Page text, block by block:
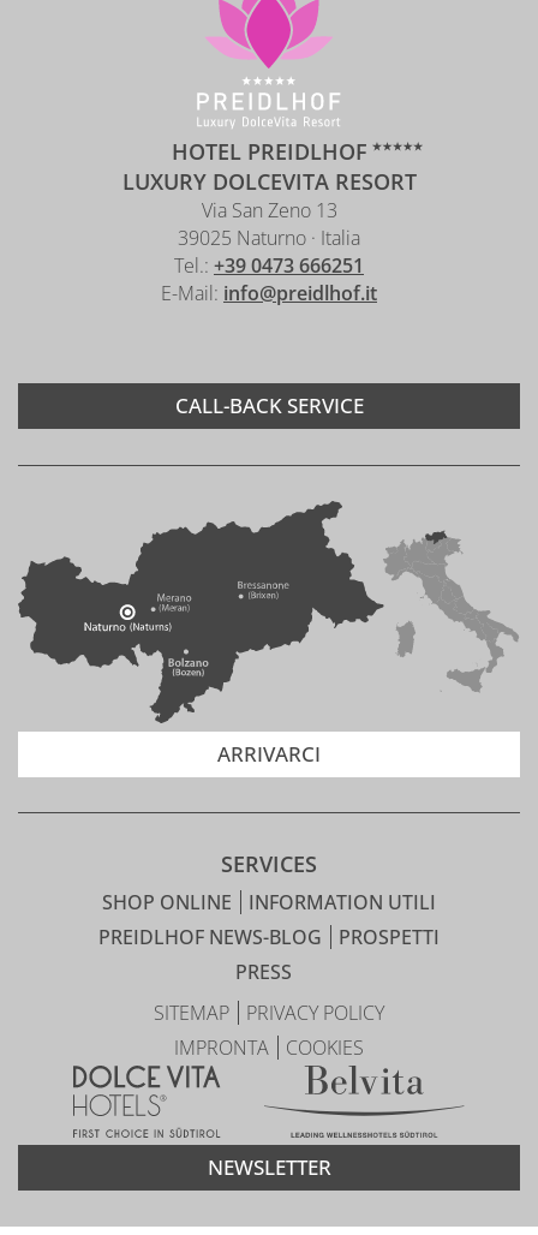
ARRIVARCI
HOTEL PREIDLHOF
LUXURY DOLCEVITA RESORT
Via San Zeno 13
39025 Naturno · Italia
Tel.: +39 0473 666251
E-Mail: info@preidlhof.it
CALL-BACK SERVICE
SERVICES
SHOP ONLINE
INFORMATION UTILI
PREIDLHOF NEWS-BLOG
PROSPETTI
PRESS
SITEMAP
PRIVACY POLICY
IMPRONTA
COOKIES
NEWSLETTER